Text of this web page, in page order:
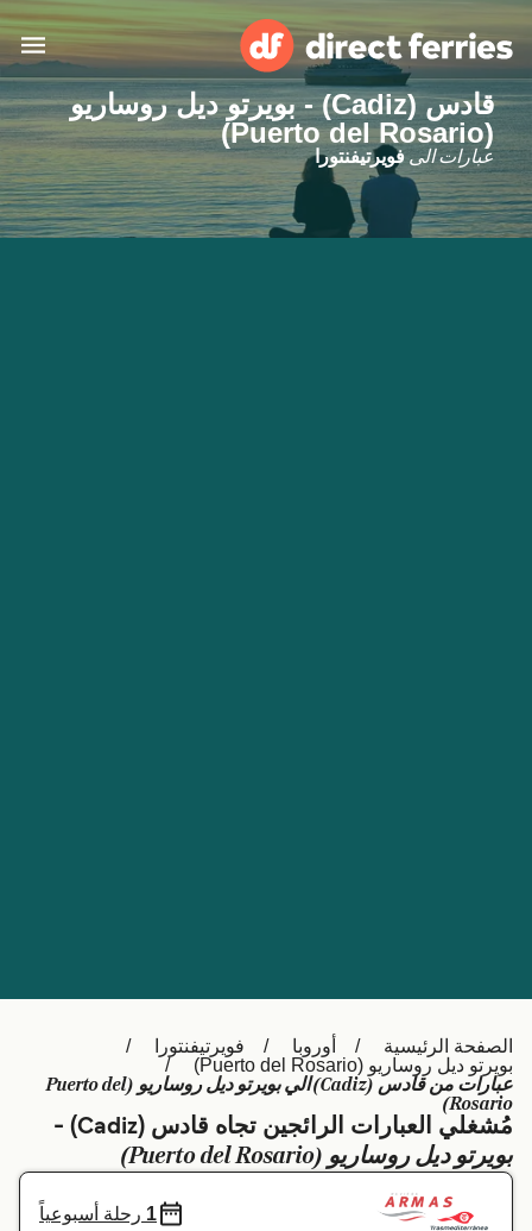
البلدان
تذاكر العبّارة
België (NL)
Ελλάδα
Belgique (FR)
Polska
Deutschland
Schweiz (DE)
Norge
Україна
Indonesia
قادس (Cadiz) - بويرتو ديل روساريو
(Puerto del Rosario)
عبارات الى فويرتيفنتورا
الصفحة الرئيسية أوروبا
فويرتيفنتورا
بويرتو ديل روساريو (Puerto del Rosario)
عبارات من قادس (Cadiz) الي بويرتو ديل روساريو (Puerto del
Rosario)
مُشغلي العبارات الرائجين تجاه قادس (Cadiz) -
بويرتو ديل روساريو (Puerto del Rosario)
1 رحلة أسبوعياً